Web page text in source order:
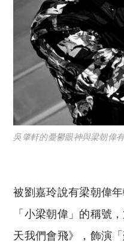
吳肇軒的憂鬱眼神與梁朝偉
被劉嘉玲說有梁朝偉
「小梁朝偉」的稱號
天我們會飛》，飾演